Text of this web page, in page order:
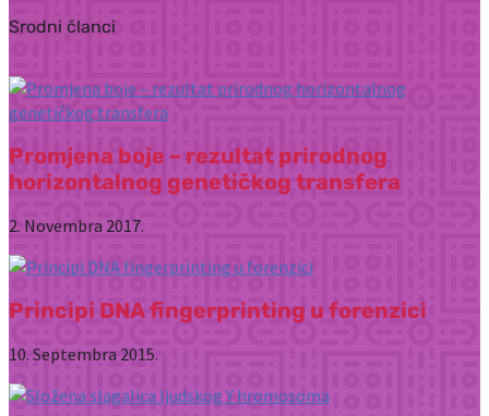
Srodni članci
Promjena boje – rezultat prirodnog
horizontalnog genetičkog transfera
2. Novembra 2017.
Principi DNA fingerprinting u forenzici
10. Septembra 2015.